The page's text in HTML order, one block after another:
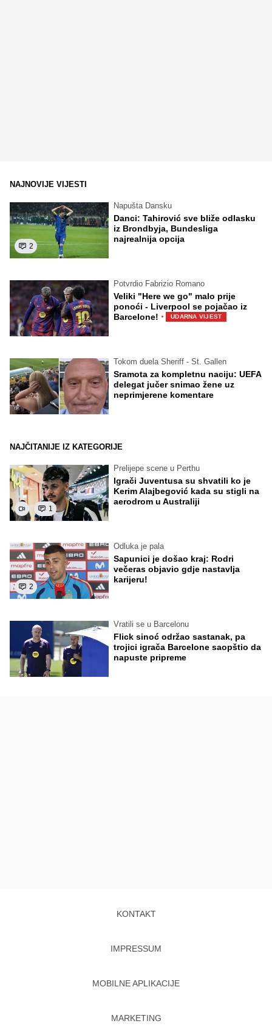
NAJNOVIJE VIJESTI
2
Napušta Dansku
Danci: Tahirović sve bliže odlasku
iz Brondbyja, Bundesliga
najrealnija opcija
Potvrdio Fabrizio Romano
Veliki "Here we go" malo prije
ponoći - Liverpool se pojačao iz
Barcelone! · UDARNA VIJEST
Tokom duela Sheriff - St. Gallen
Sramota za kompletnu naciju: UEFA
delegat jučer snimao žene uz
neprimjerene komentare
NAJČITANIJE IZ KATEGORIJE
1
Prelijepe scene u Perthu
Igrači Juventusa su shvatili ko je
Kerim Alajbegović kada su stigli na
aerodrom u Australiji
2
Odluka je pala
Sapunici je došao kraj: Rodri
večeras objavio gdje nastavlja
karijeru!
Vratili se u Barcelonu
Flick sinoć održao sastanak, pa
trojici igrača Barcelone saopštio da
napuste pripreme
KONTAKT
IMPRESSUM
MOBILNE APLIKACIJE
MARKETING